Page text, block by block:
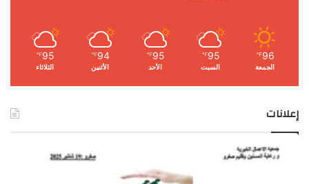
96
℉
الجمعة
95
℉
السبت
95
℉
الأحد
94
℉
الأثنين
95
℉
الثلاثاء
إعلانات